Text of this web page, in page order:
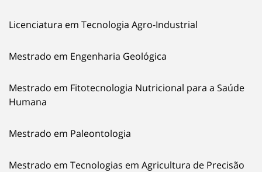
Licenciatura em Tecnologia Agro-Industrial
Mestrado em Engenharia Geológica
Mestrado em Fitotecnologia Nutricional para a Saúde
Humana
Mestrado em Paleontologia
Mestrado em Tecnologias em Agricultura de Precisão